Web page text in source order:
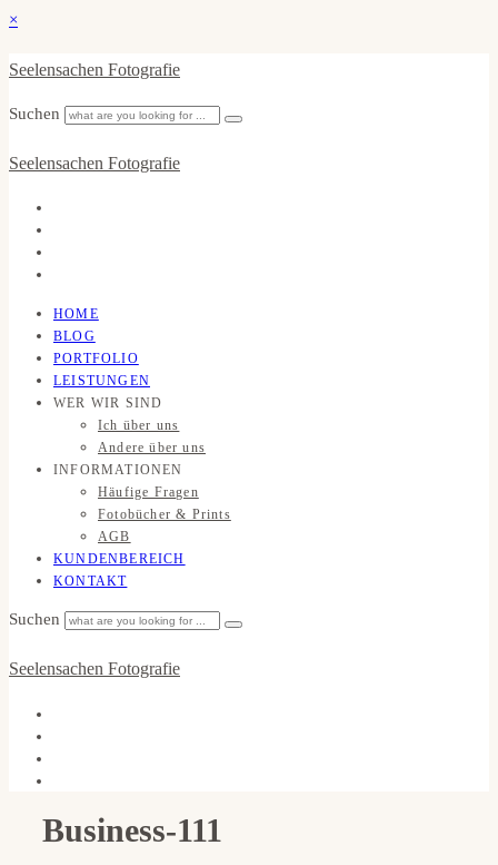
×
Seelensachen Fotografie
Suchen
Seelensachen Fotografie
HOME
BLOG
PORTFOLIO
LEISTUNGEN
WER WIR SIND
Ich über uns
Andere über uns
INFORMATIONEN
Häufige Fragen
Fotobücher & Prints
AGB
KUNDENBEREICH
KONTAKT
Suchen
Seelensachen Fotografie
Business-111